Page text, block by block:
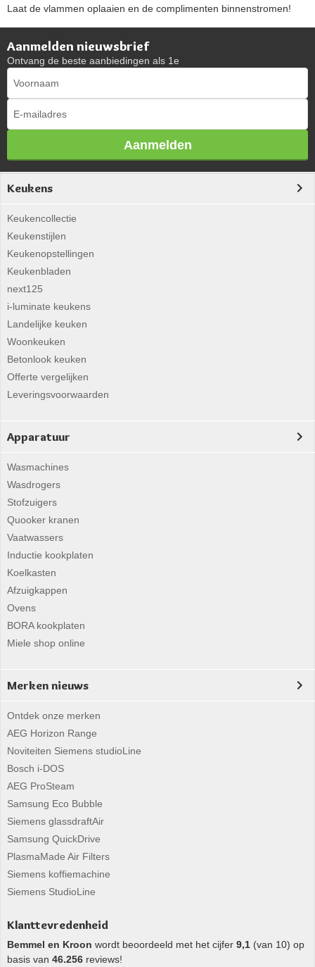
Laat de vlammen oplaaien en de complimenten binnenstromen!
Aanmelden nieuwsbrief
Ontvang de beste aanbiedingen als 1e
Aanmelden
Keukens
Keukencollectie
Keukenstijlen
Keukenopstellingen
Keukenbladen
next125
i-luminate keukens
Landelijke keuken
Woonkeuken
Betonlook keuken
Offerte vergelijken
Leveringsvoorwaarden
Apparatuur
Wasmachines
Wasdrogers
Stofzuigers
Quooker kranen
Vaatwassers
Inductie kookplaten
Koelkasten
Afzuigkappen
Ovens
BORA kookplaten
Miele shop online
Merken nieuws
Ontdek onze merken
AEG Horizon Range
Noviteiten Siemens studioLine
Bosch i-DOS
AEG ProSteam
Samsung Eco Bubble
Siemens glassdraftAir
Samsung QuickDrive
PlasmaMade Air Filters
Siemens koffiemachine
Siemens StudioLine
Klanttevredenheid
Bemmel en Kroon wordt beoordeeld met het cijfer 9,1 (van 10) op
basis van 46.256 reviews!